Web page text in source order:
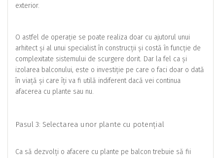
exterior.
O astfel de operație se poate realiza doar cu ajutorul unui
arhitect și al unui specialist în construcții și costă în funcție de
complexitate sistemului de scurgere dorit. Dar la fel ca și
izolarea balconului, este o investiție pe care o faci doar o dată
în viață și care îți va fi utilă indiferent dacă vei continua
afacerea cu plante sau nu.
Pasul 3: Selectarea unor plante cu potențial
Ca să dezvolți o afacere cu plante pe balcon trebuie să fii